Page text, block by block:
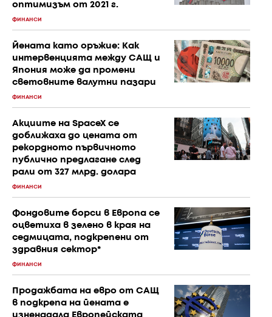
оптимизъм от 2021 г.
ФИНАНСИ
Йената като оръжие: Как
интервенцията между САЩ и
Япония може да промени
световните валутни пазари
ФИНАНСИ
Акциите на SpaceX се
доближаха до цената от
рекордното първичното
публично предлагане след
рали от 327 млрд. долара
ФИНАНСИ
Фондовите борси в Европа се
оцветиха в зелено в края на
седмицата, подкрепени от
здравния сектор*
ФИНАНСИ
Продажбата на евро от САЩ
в подкрепа на йената е
изненадала Европейската